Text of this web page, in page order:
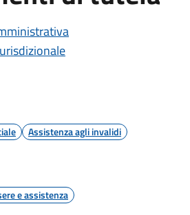
Assistenza agli invalidi
e assistenza